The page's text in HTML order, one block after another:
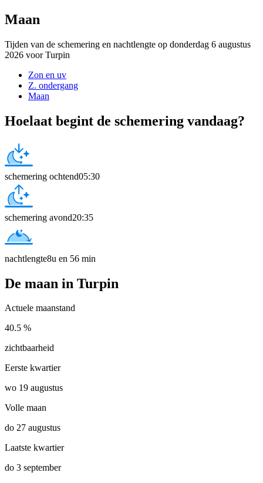
Maan
Tijden van de schemering en nachtlengte op donderdag 6 augustus
2026 voor Turpin
Zon en uv
Z. ondergang
Maan
Hoelaat begint de schemering vandaag?
schemering ochtend05:30
schemering avond20:35
nachtlengte8u en 56 min
De maan in Turpin
Actuele maanstand
40.5 %
zichtbaarheid
Eerste kwartier
wo 19 augustus
Volle maan
do 27 augustus
Laatste kwartier
do 3 september